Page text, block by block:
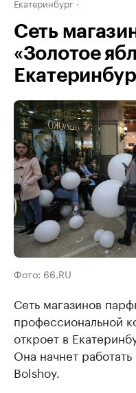
Екатеринбург
Сеть
«Золотое
Фото: 66.RU
Сеть магазинов
профессиональной
откроет в
Она начнет
Bolshoy.